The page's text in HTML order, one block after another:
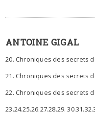
ANTOINE GIGAL
20. Chroniques des secrets
21. Chroniques des secrets
22. Chroniques des secrets
23.24.25.26.27.28.29.